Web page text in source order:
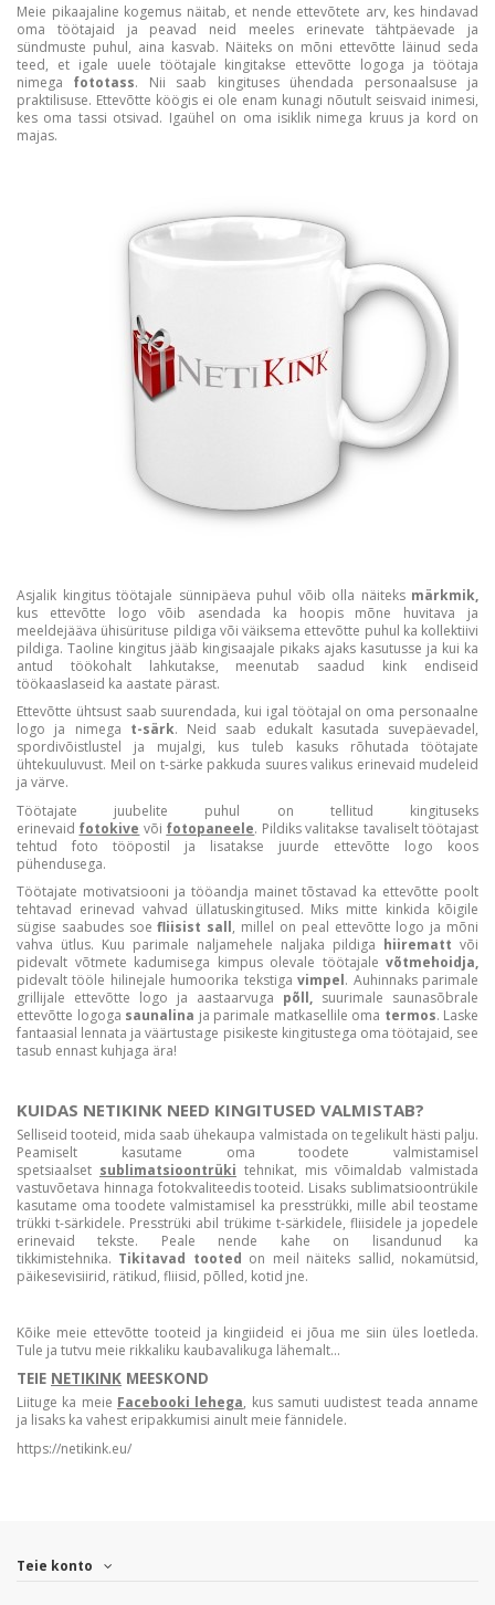
Meie pikaajaline kogemus näitab, et nende ettevõtete arv, kes hindavad
oma töötajaid ja peavad neid meeles erinevate tähtpäevade ja
sündmuste puhul, aina kasvab. Näiteks on mõni ettevõtte läinud seda
teed, et igale uuele töötajale kingitakse ettevõtte logoga ja töötaja
nimega fototass. Nii saab kingituses ühendada personaalsuse ja
praktilisuse. Ettevõtte köögis ei ole enam kunagi nõutult seisvaid inimesi,
kes oma tassi otsivad. Igaühel on oma isiklik nimega kruus ja kord on
majas.
Asjalik kingitus töötajale sünnipäeva puhul võib olla näiteks märkmik,
kus ettevõtte logo võib asendada ka hoopis mõne huvitava ja
meeldejääva ühisürituse pildiga või väiksema ettevõtte puhul ka kollektiivi
pildiga. Taoline kingitus jääb kingisaajale pikaks ajaks kasutusse ja kui ka
antud töökohalt lahkutakse, meenutab saadud kink endiseid
töökaaslaseid ka aastate pärast.
Ettevõtte ühtsust saab suurendada, kui igal töötajal on oma personaalne
logo ja nimega t-särk. Neid saab edukalt kasutada suvepäevadel,
spordivõistlustel ja mujalgi, kus tuleb kasuks rõhutada töötajate
ühtekuuluvust. Meil on t-särke pakkuda suures valikus erinevaid mudeleid
ja värve.
Töötajate juubelite puhul on tellitud kingituseks
erinevaid fotokive või fotopaneele. Pildiks valitakse tavaliselt töötajast
tehtud foto tööpostil ja lisatakse juurde ettevõtte logo koos
pühendusega.
Töötajate motivatsiooni ja tööandja mainet tõstavad ka ettevõtte poolt
tehtavad erinevad vahvad üllatuskingitused. Miks mitte kinkida kõigile
sügise saabudes soefliisist sall, millel on peal ettevõtte logo ja mõni
vahva ütlus. Kuu parimale naljamehele naljaka pildiga hiirematt või
pidevalt võtmete kadumisega kimpus olevale töötajale võtmehoidja,
pidevalt tööle hilinejale humoorika tekstiga vimpel. Auhinnaks parimale
grillijale ettevõtte logo ja aastaarvuga põll, suurimale saunasõbrale
ettevõtte logoga saunalina ja parimale matkasellile oma termos. Laske
fantaasial lennata ja väärtustage pisikeste kingitustega oma töötajaid, see
tasub ennast kuhjaga ära!
KUIDAS NETIKINK NEED KINGITUSED VALMISTAB?
Selliseid tooteid, mida saab ühekaupa valmistada on tegelikult hästi palju.
Peamiselt kasutame oma toodete valmistamisel
spetsiaalset sublimatsioontrüki tehnikat, mis võimaldab valmistada
vastuvõetava hinnaga fotokvaliteedis tooteid. Lisaks sublimatsioontrükile
kasutame oma toodete valmistamisel ka presstrükki, mille abil teostame
trükki t-särkidele. Presstrüki abil trükime t-särkidele, fliisidele ja jopedele
erinevaid tekste. Peale nende kahe on lisandunud ka
tikkimistehnika. Tikitavad tooted on meil näiteks sallid, nokamütsid,
päikesevisiirid, rätikud, fliisid, põlled, kotid jne.
Kõike meie ettevõtte tooteid ja kingiideid ei jõua me siin üles loetleda.
Tule ja tutvu meie rikkaliku kaubavalikuga lähemalt...
TEIE NETIKINK MEESKOND
Liituge ka meie Facebooki lehega, kus samuti uudistest teada anname
ja lisaks ka vahest eripakkumisi ainult meie fännidele.
https://netikink.eu/
Teie konto